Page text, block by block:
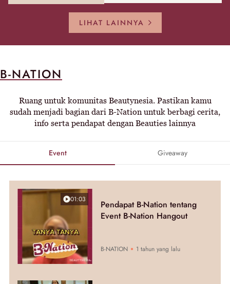
LIHAT LAINNYA
B-NATION
Ruang untuk komunitas Beautynesia. Pastikan kamu
sudah menjadi bagian dari B-Nation untuk berbagi cerita,
info serta pendapat dengan Beauties lainnya
Event Giveaway
01:03
Pendapat B-Nation tentang
Event B-Nation Hangout
B-NATION 1 tahun yang lalu